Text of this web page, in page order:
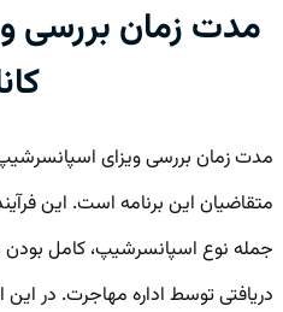
مدت زمان بررسی
مدت زمان بررسی ویزای
متقاضیان این برنامه است. این
جمله نوع اسپانسرشیپ، کامل
دریافتی توسط اداره مهاجرت. در